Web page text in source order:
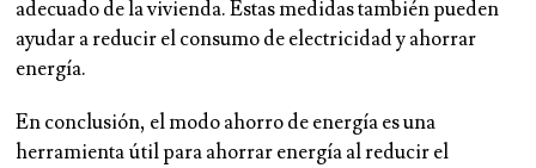
adecuado de la vivienda. Estas medidas también pueden
ayudar a reducir el consumo de electricidad y ahorrar
energía.
En conclusión, el modo ahorro de energía es una
herramienta útil para ahorrar energía al reducir el